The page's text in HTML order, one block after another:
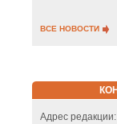
ВСЕ НОВОСТИ
Адрес